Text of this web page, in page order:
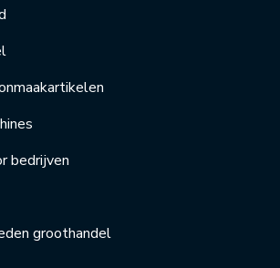
bedrijven
groothandel